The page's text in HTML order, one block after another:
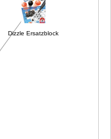
Dizzle Ersatzblock